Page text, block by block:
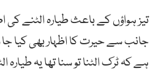
تیز ہواؤں کے باعث طیارہ الٹنے کی
جانب سے حیرت کا اظہار بھی کیا جا
ہے کہ ٹرک الٹنا تو سنا تھا یہ طیارہ